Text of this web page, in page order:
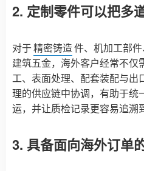
2. 定制零件可以把多
对于精密铸造件、机加工部
建筑五金，海外客户经常不仅
工、表面处理、配套装配与出
理的供应链中协调，有助于统
运，并让质检记录更容易追溯
3. 具备面向海外订单